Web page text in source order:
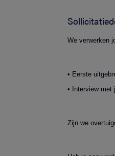
We verwerken
• Eerste
• Interview met
Zijn we